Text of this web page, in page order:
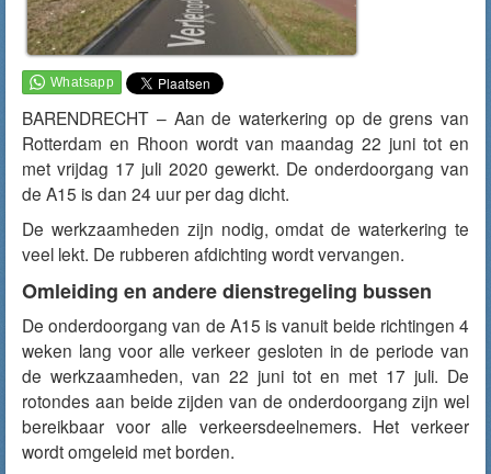
BARENDRECHT – Aan de waterkering op de grens van
Rotterdam en Rhoon wordt van maandag 22 juni tot en
met vrijdag 17 juli 2020 gewerkt. De onderdoorgang van
de A15 is dan 24 uur per dag dicht.
De werkzaamheden zijn nodig, omdat de waterkering te
veel lekt. De rubberen afdichting wordt vervangen.
Omleiding en andere dienstregeling bussen
De onderdoorgang van de A15 is vanuit beide richtingen 4
weken lang voor alle verkeer gesloten in de periode van
de werkzaamheden, van 22 juni tot en met 17 juli. De
rotondes aan beide zijden van de onderdoorgang zijn wel
bereikbaar voor alle verkeersdeelnemers. Het verkeer
wordt omgeleid met borden.